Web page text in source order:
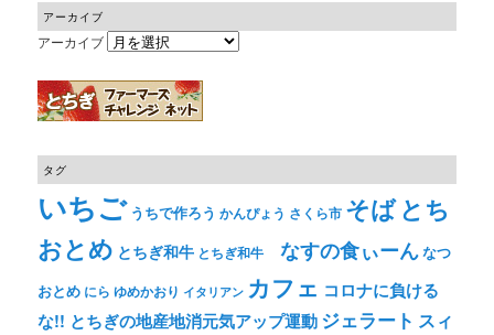
アーカイブ
アーカイブ
タグ
いちご うちで作ろう かんぴょう さくら市 そばとち
おとめ とちぎ和牛 とちぎ和牛 なすの食ぃーんなつ
おとめ にら ゆめかおり イタリアン カフェ コロナに負ける
な!! とちぎの地産地消元気アップ運動ジェラート スィ